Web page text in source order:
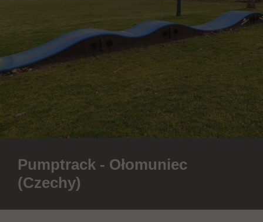
Pumptrack - Ołomuniec
(Czechy)